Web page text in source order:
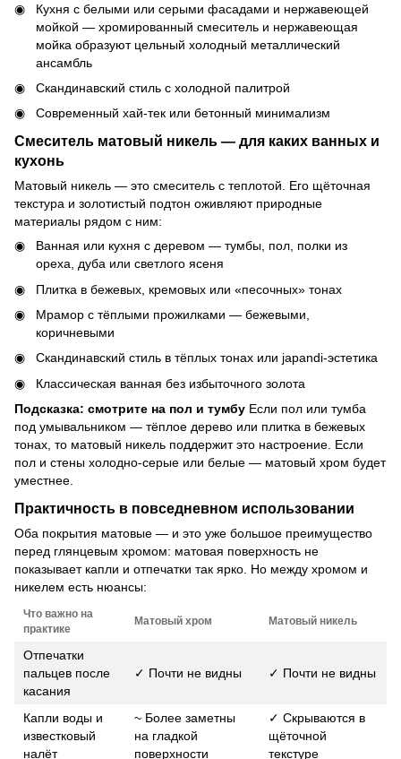
Кухня с белыми или серыми фасадами и нержавеющей
мойкой — хромированный смеситель и нержавеющая
мойка образуют цельный холодный металлический
ансамбль
Скандинавский стиль с холодной палитрой
Современный хай-тек или бетонный минимализм
Смеситель матовый никель — для каких ванных и
кухонь
Матовый никель — это смеситель с теплотой. Его щёточная
текстура и золотистый подтон оживляют природные
материалы рядом с ним:
Ванная или кухня с деревом — тумбы, пол, полки из
ореха, дуба или светлого ясеня
Плитка в бежевых, кремовых или «песочных» тонах
Мрамор с тёплыми прожилками — бежевыми,
коричневыми
Скандинавский стиль в тёплых тонах или japandi-эстетика
Классическая ванная без избыточного золота
Подсказка: смотрите на пол и тумбу Если пол или тумба
под умывальником — тёплое дерево или плитка в бежевых
тонах, то матовый никель поддержит это настроение. Если
пол и стены холодно-серые или белые — матовый хром будет
уместнее.
Практичность в повседневном использовании
Оба покрытия матовые — и это уже большое преимущество
перед глянцевым хромом: матовая поверхность не
показывает капли и отпечатки так ярко. Но между хромом и
никелем есть нюансы:
Что важно на
практике
Матовый хром Матовый никель
Отпечатки
пальцев после
касания
✓ Почти не видны ✓ Почти не видны
Капли воды и
известковый
налёт
~ Более заметны
на гладкой
поверхности
✓ Скрываются в
щёточной
текстуре